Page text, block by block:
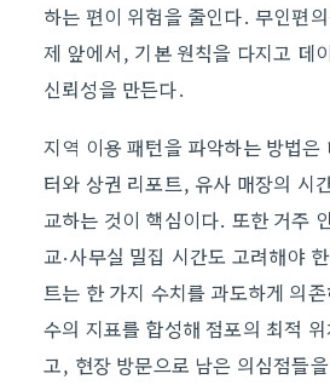
하는 편이 위험을 줄인다. 무인편
제 앞에서, 기본 원칙을 다지고 데
신뢰성을 만든다.
지역 이용 패턴을 파악하는 방법
터와 상권 리포트, 유사 매장의 시
교하는 것이 핵심이다. 또한 거주
교·사무실 밀집 시간도 고려해야
트는 한 가지 수치를 과도하게 의
수의 지표를 합성해 점포의 최적
고, 현장 방문으로 남은 의심점들